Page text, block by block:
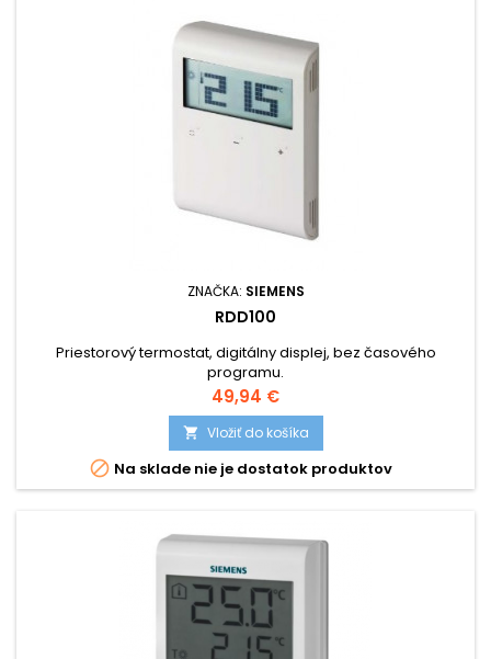
ZNAČKA: SIEMENS
RDD100
Priestorový termostat, digitálny displej, bez časového
programu.
Cena
49,94 €
 Vložiť do košíka
 Na sklade nie je dostatok produktov